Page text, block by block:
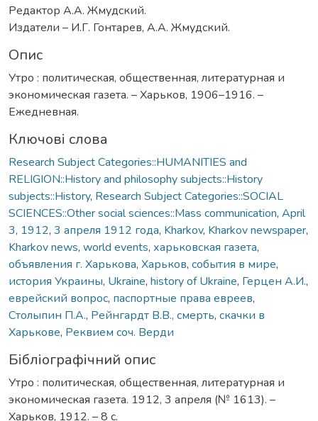
Редактор А.А. Жмудский.
Издатели – И.Г. Гонтарев, А.А. Жмудский.
Опис
Утро : политическая, общественная, литературная и
экономическая газета. – Харьков, 1906–1916. –
Ежедневная.
Ключові слова
Research Subject Categories::HUMANITIES and
RELIGION::History and philosophy subjects::History
subjects::History, Research Subject Categories::SOCIAL
SCIENCES::Other social sciences::Mass communication, April
3, 1912, 3 апреля 1912 года, Kharkov, Kharkov newspaper,
Kharkov news, world events, харьковская газета,
объявления г. Харькова, Харьков, события в мире,
история Украины, Ukraine, history of Ukraine, Герцен А.И.,
еврейский вопрос, паспортные права евреев,
Столыпин П.А., Рейнгардт В.В., смерть, скачки в
Харькове, Реквием соч. Верди
Бібліографічний опис
Утро : политическая, общественная, литературная и
экономическая газета. 1912, 3 апреля (№ 1613). –
Харьков, 1912. – 8 с.